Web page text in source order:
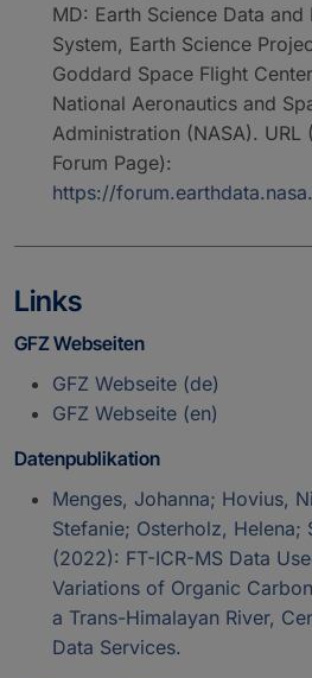
MD: Earth Science Data and
System, Earth Science
Goddard Space Flight
National Aeronautics and
Administration (NASA). URL
Forum Page):
https://
Links
GFZ Webseiten
GFZ Webseite (de)
GFZ Webseite (en)
Datenpublikation
Menges, Johanna; Hovius,
Stefanie; Osterholz, Helena;
(2022): FT-ICR-MS Data
Variations of Organic
a Trans-Himalayan River,
Data Services.